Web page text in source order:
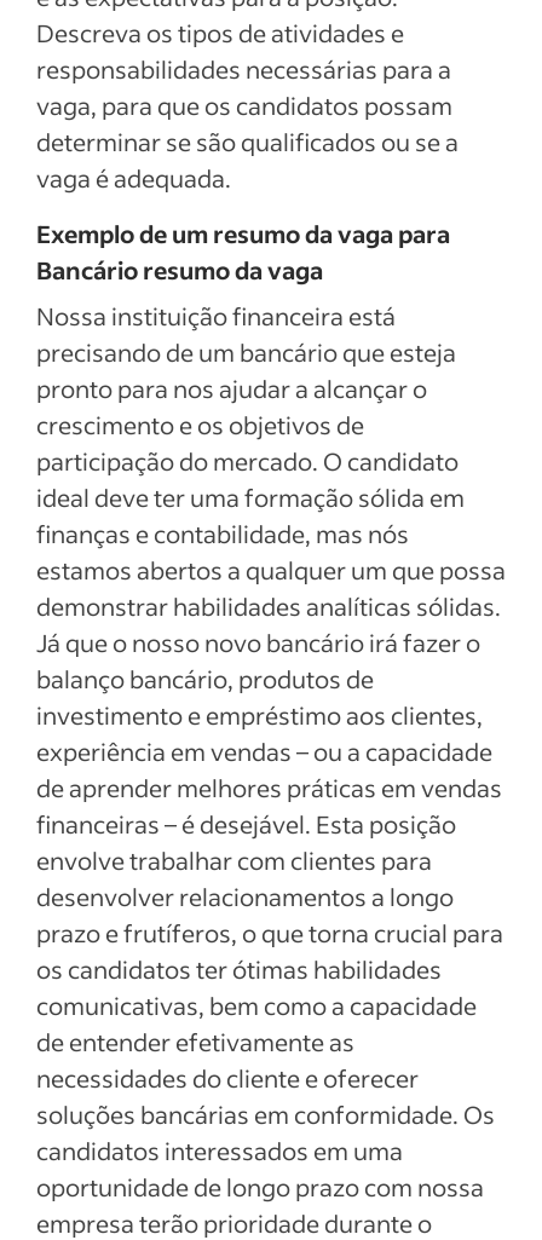
Descreva os tipos de atividades e
responsabilidades necessárias para a
vaga, para que os candidatos possam
determinar se são qualificados ou se a
vaga é adequada.
Exemplo de um resumo da vaga para
Bancário resumo da vaga
Nossa instituição financeira está
precisando de um bancário que esteja
pronto para nos ajudar a alcançar o
crescimento e os objetivos de
participação do mercado. O candidato
ideal deve ter uma formação sólida em
finanças e contabilidade, mas nós
estamos abertos a qualquer um que possa
demonstrar habilidades analíticas sólidas.
Já que o nosso novo bancário irá fazer o
balanço bancário, produtos de
investimento e empréstimo aos clientes,
experiência em vendas – ou a capacidade
de aprender melhores práticas em vendas
financeiras – é desejável. Esta posição
envolve trabalhar com clientes para
desenvolver relacionamentos a longo
prazo e frutíferos, o que torna crucial para
os candidatos ter ótimas habilidades
comunicativas, bem como a capacidade
de entender efetivamente as
necessidades do cliente e oferecer
soluções bancárias em conformidade. Os
candidatos interessados em uma
oportunidade de longo prazo com nossa
empresa terão prioridade durante o